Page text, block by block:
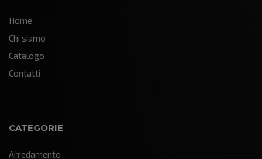
Home
Chi siamo
Catalogo
Contatti
CATEGORIE
Arredamento